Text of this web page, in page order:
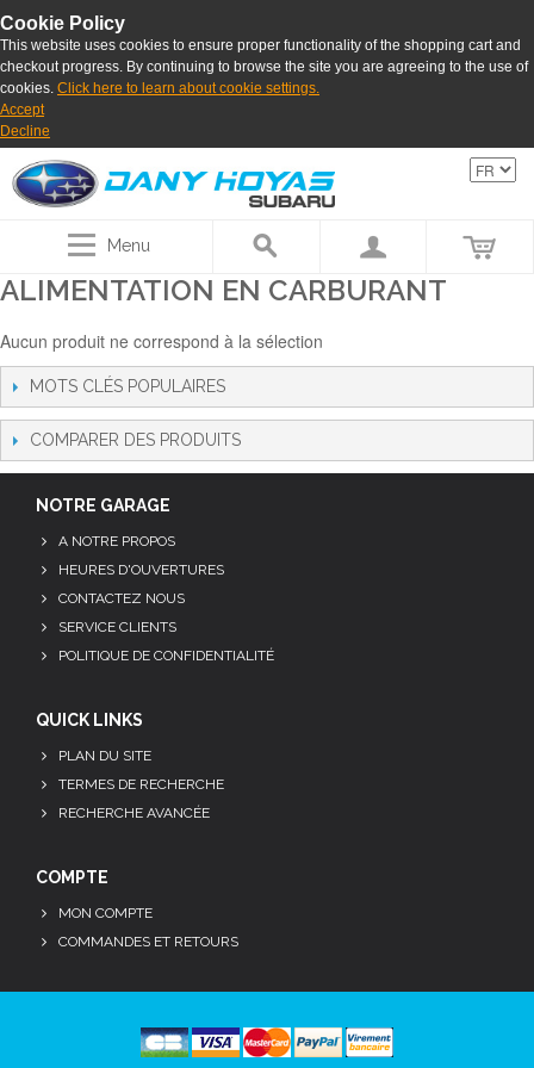
Cookie Policy
This website uses cookies to ensure proper functionality of the shopping cart and
checkout progress. By continuing to browse the site you are agreeing to the use of
cookies. Click here to learn about cookie settings.
Accept
Decline
Menu
ALIMENTATION EN CARBURANT
Aucun produit ne correspond à la sélection
MOTS CLÉS POPULAIRES
COMPARER DES PRODUITS
NOTRE GARAGE
A NOTRE PROPOS
HEURES D'OUVERTURES
CONTACTEZ NOUS
SERVICE CLIENTS
POLITIQUE DE CONFIDENTIALITÉ
QUICK LINKS
PLAN DU SITE
TERMES DE RECHERCHE
RECHERCHE AVANCÉE
COMPTE
MON COMPTE
COMMANDES ET RETOURS